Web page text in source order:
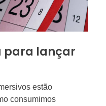
para lançar
estão
consumimos